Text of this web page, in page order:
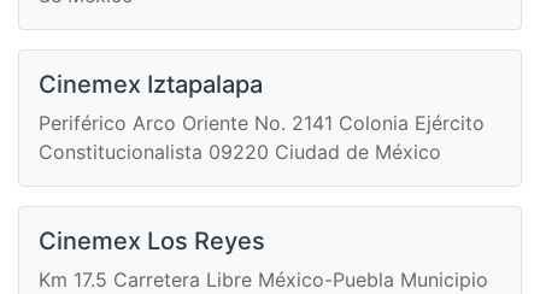
Cinemex Iztapalapa
Periférico Arco Oriente No. 2141 Colonia Ejército
Constitucionalista 09220 Ciudad de México
Cinemex Los Reyes
Km 17.5 Carretera Libre México-Puebla Municipio